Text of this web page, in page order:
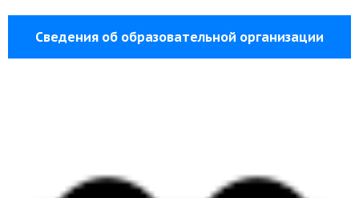
Сведения об образовательной организации